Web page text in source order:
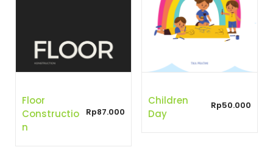
Floor
Constructio
N
Rp87.000
Children
Day
Rp50.000